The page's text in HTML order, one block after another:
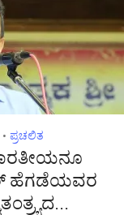
• ಪ್ರಚಲಿತ
ಹೆಗಡೆಯವರ